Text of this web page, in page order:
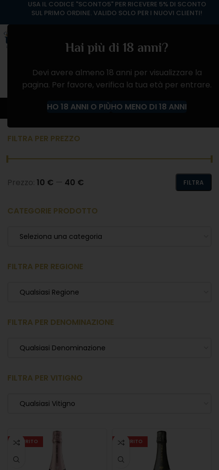
Hai più di 18 anni?
Devi avere almeno 18 anni per visualizzare la
pagina. Per favore, verifica la tua età per entrare.
HO 18 ANNI O PIÙHO MENO DI 18 ANNI
Cesarini Sforza
FILTRA PER PREZZO
FILTRA
Prezzo: 10 € — 40 €
CATEGORIE PRODOTTO
Seleziona una categoria
FILTRA PER REGIONE
Qualsiasi Regione
FILTRA PER DENOMINAZIONE
Qualsiasi Denominazione
FILTRA PER VITIGNO
Qualsiasi Vitigno
ESAURITO ESAURITO
USA IL CODICE "SCONTO5" PER RICEVERE 5% DI SCONTO
SUL PRIMO ORDINE. VALIDO SOLO PER I NUOVI CLIENTI!